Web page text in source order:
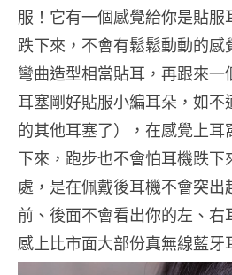
服！它有一個感覺給你是貼服
跌下來，不會有鬆鬆動動的感
彎曲造型相當貼耳，再跟來
耳塞剛好貼服小編耳朵，如不
的其他耳塞了），在感覺上
下來，跑步也不會怕耳機跌
處，是在佩戴後耳機不會突出
前、後面不會看出你的左、
感上比市面大部份真無線藍牙